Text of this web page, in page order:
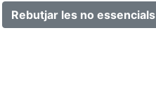
Rebutjar les no essencials